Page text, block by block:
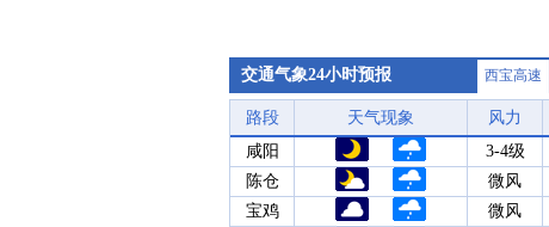
交通气象24小时预报 西宝高速
路段 天气现象 风力
咸阳
3-4级
陈仓
微风
宝鸡
微风